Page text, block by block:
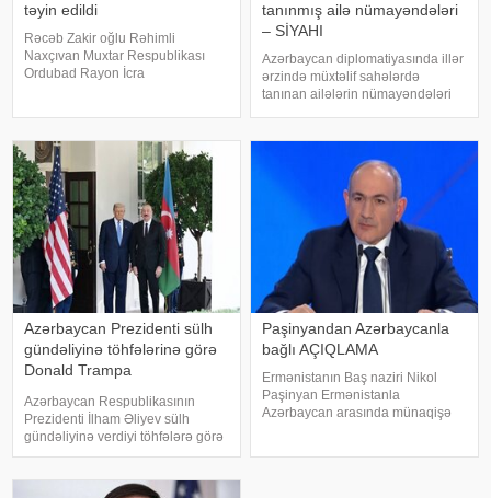
təyin edildi
Rəcəb Zakir oğlu Rəhimli
Naxçıvan Muxtar Respublikası
Ordubad Rayon İcra
Prezidenti İlham Əliyev Sərəncam
imzalayıb. Dövlət başçısını
tanınmış ailə nümayəndələri
– SİYAHI
Azərbaycan diplomatiyasında illər
ərzində müxtəlif sahələrdə
tanınan ailələrin nümayəndələri
və incəsənət nümayəndələrinin
Azərbaycan Prezidenti sülh
gündəliyinə töhfələrinə görə
Donald Trampa
Azərbaycan Respublikasının
Prezidenti İlham Əliyev sülh
gündəliyinə verdiyi töhfələrə görə
Amerika Birləşmiş Ştatlarının
minnətdarlığını bildirib. xəbər verir
Paşinyandan Azərbaycanla
bağlı AÇIQLAMA
Ermənistanın Baş naziri Nikol
Paşinyan Ermənistanla
Azərbaycan arasında münaqişə